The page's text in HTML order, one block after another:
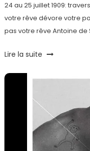
24 au 25 juillet 1909:
votre rêve dévore votre
pas votre rêve Antoine de
Tagged
Le
Lire la suite